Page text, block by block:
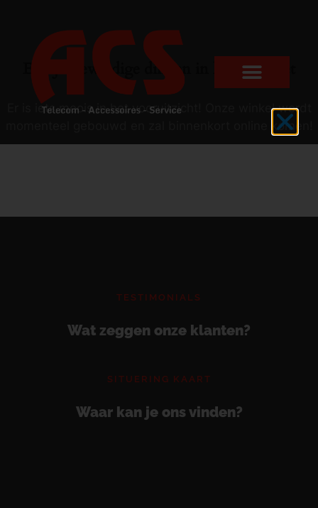
Er zijn geweldige dingen in het verschiet
Er is iets moois in het vooruitzicht! Onze winkel wordt
momenteel gebouwd en zal binnenkort online komen!
TESTIMONIALS
Wat zeggen onze klanten?
SITUERING KAART
Waar kan je ons vinden?